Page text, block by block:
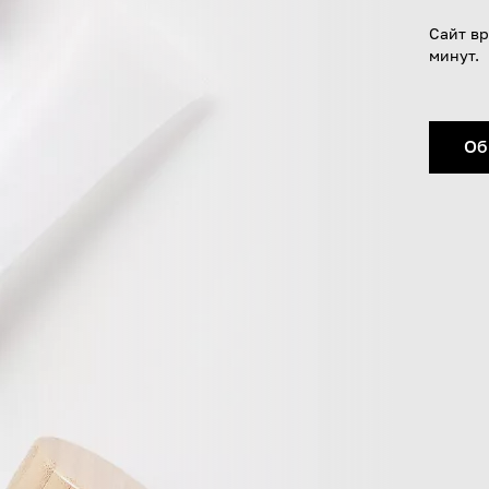
Сайт
минут.